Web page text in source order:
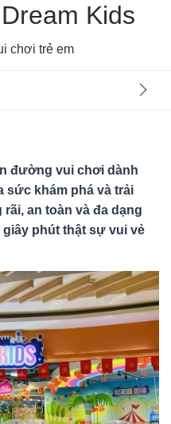
Kids
chơi trẻ em
đường vui chơi dành
sức khám phá và trải
an toàn và đa dạng
phút thật sự vui vẻ